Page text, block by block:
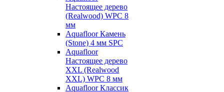
Настоящее дерево
(Realwood) WPC 8
мм
Aquafloor Камень
(Stone) 4 мм SPC
Aquafloor
Настоящее дерево
XXL (Realwood
XXL) WPC 8 мм
Aquafloor Классик